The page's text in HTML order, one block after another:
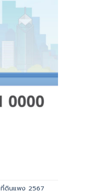
ที่ดินแพง 2567